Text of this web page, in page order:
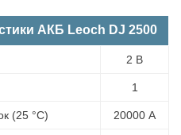
АКБ Leoch DJ 2500
2 В
1
(25 °С) 20000 А